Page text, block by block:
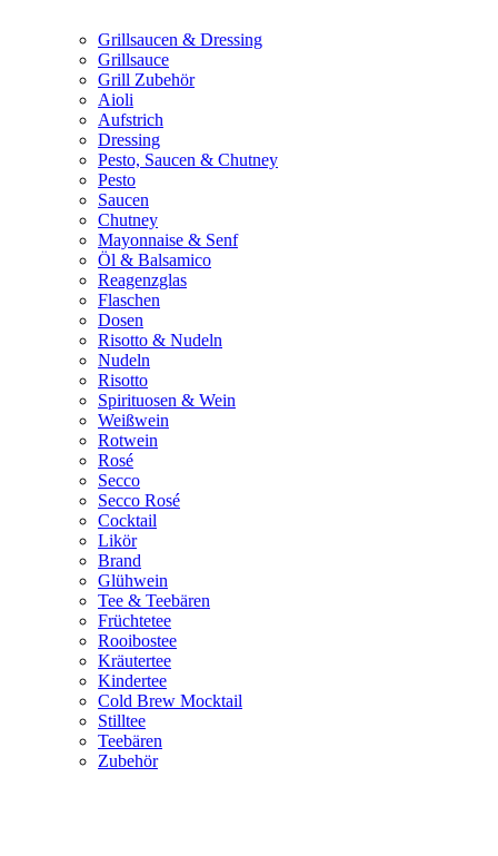
Grillsaucen & Dressing
Grillsauce
Grill Zubehör
Aioli
Aufstrich
Dressing
Pesto, Saucen & Chutney
Pesto
Saucen
Chutney
Mayonnaise & Senf
Öl & Balsamico
Reagenzglas
Flaschen
Dosen
Risotto & Nudeln
Nudeln
Risotto
Spirituosen & Wein
Weißwein
Rotwein
Rosé
Secco
Secco Rosé
Cocktail
Likör
Brand
Glühwein
Tee & Teebären
Früchtetee
Rooibostee
Kräutertee
Kindertee
Cold Brew Mocktail
Stilltee
Teebären
Zubehör